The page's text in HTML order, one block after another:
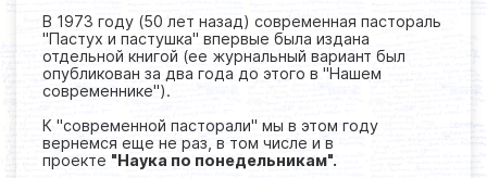
В 1973 году (50 лет назад) современная пастораль
"Пастух и пастушка" впервые была издана
отдельной книгой (ее журнальный вариант был
опубликован за два года до этого в "Нашем
современнике").
К "современной пасторали" мы в этом году
вернемся еще не раз, в том числе и в
проекте "Наука по понедельникам".